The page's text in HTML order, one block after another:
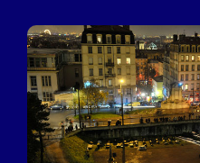
Image